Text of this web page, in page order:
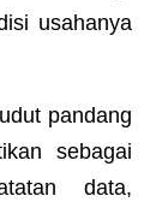
usahanya
pandang
sebagai
data,